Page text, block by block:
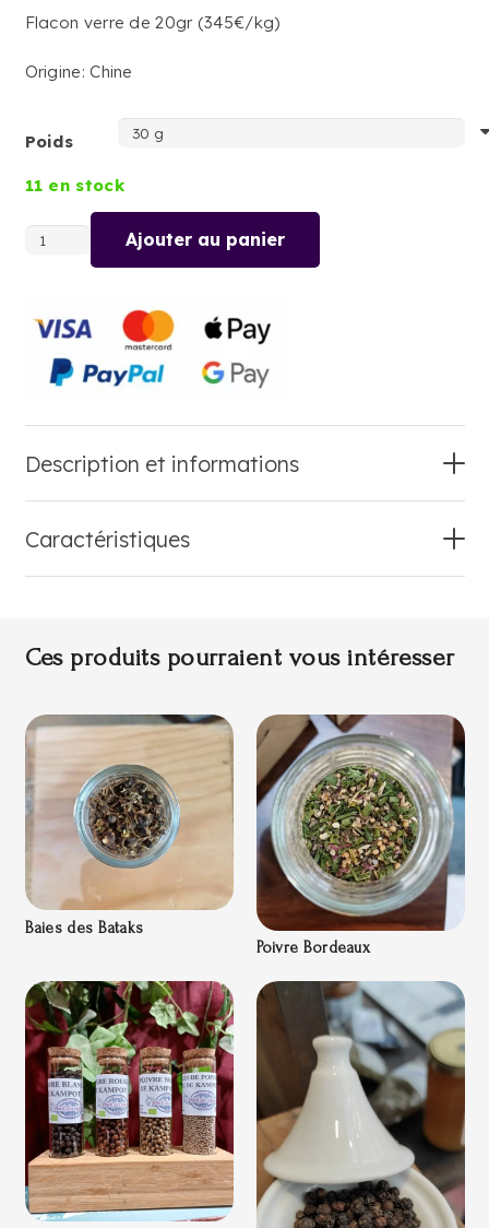
Flacon verre de 20gr (345€/kg)
Origine: Chine
Poids
11 en stock
quantité
DE
SICHUAN
Ajouter au panier
Description et informations
Caractéristiques
Ces produits pourraient vous intéresser
Baies des Bataks
Poivre Bordeaux